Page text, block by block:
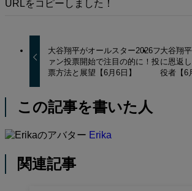
URLをコピーしました！
大谷翔平がオールスター2026フ
ァン投票開始で注目の的に！投
票方法と展望【6月6日】
大谷翔
に恩返
役者【6
この記事を書いた人
Erika
関連記事